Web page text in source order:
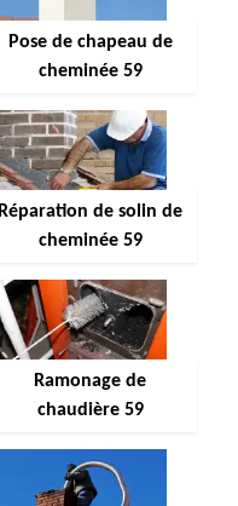
Pose de chapeau de
cheminée 59
Réparation de solin de
cheminée 59
Ramonage de
chaudière 59